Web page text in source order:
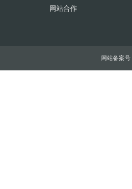
网站合作
网站备案号